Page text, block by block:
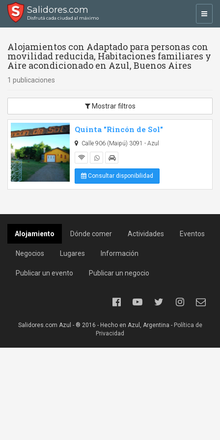
Salidores.com
Disfrutá cada ciudad al máximo
Alojamientos con Adaptado para personas con
movilidad reducida, Habitaciones familiares y
Aire acondicionado en Azul, Buenos Aires
1 publicaciones
Mostrar filtros
Quinta "Rincón de Sol"
Calle 906 (Maipú) 3091 - Azul
Consultar disponibilidad
Alojamiento Dónde comer Actividades Eventos
Negocios Lugares Información
Publicar un evento Publicar un negocio
Salidores.com Azul - ® 2016 - Hecho en Azul, Argentina - Política de
Privacidad